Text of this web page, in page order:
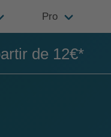
Pro
de 12€*